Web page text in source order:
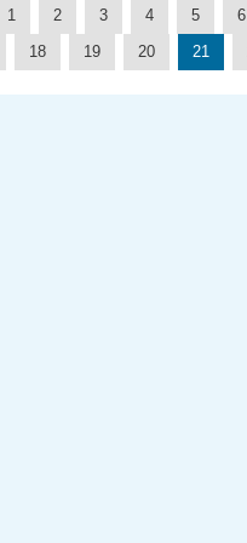
1 2 3 4 5 6
18 19 20 21